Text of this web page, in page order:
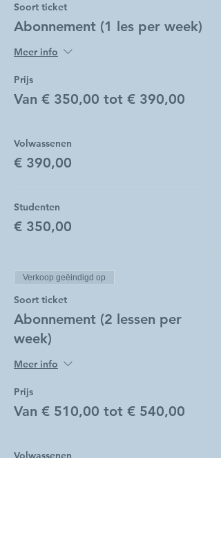
Soort ticket
Abonnement (1 les per week)
Meer info
Prijs
Van € 350,00 tot € 390,00
Volwassenen
€ 390,00
Studenten
€ 350,00
Verkoop geëindigd op
Soort ticket
Abonnement (2 lessen per
week)
Meer info
Prijs
Van € 510,00 tot € 540,00
Volwassenen